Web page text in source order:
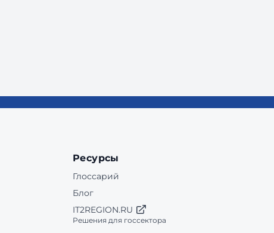
Ресурсы
Глоссарий
Блог
IT2REGION.RU
Решения для госсектора